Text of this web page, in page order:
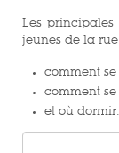
Les principales
jeunes de la rue
comment
comment se
et où dormir.